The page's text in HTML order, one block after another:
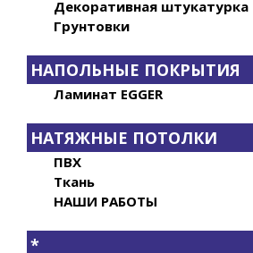
Декоративная штукатурка
Грунтовки
НАПОЛЬНЫЕ ПОКРЫТИЯ
Ламинат EGGER
НАТЯЖНЫЕ ПОТОЛКИ
ПВХ
Ткань
НАШИ РАБОТЫ
*